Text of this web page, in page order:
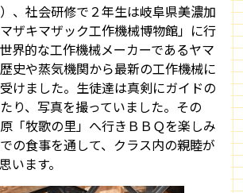
、社会研修で２年生は岐阜県美濃加
ザキマザック工作機械博物館」に行
界的な工作機械メーカーであるヤマ
史や蒸気機関から最新の工作機械に
けました。生徒達は真剣にガイドの
り、写真を撮っていました。 その
「牧歌の里」へ行きＢＢＱを楽しみ
の食事を通して、クラス内の親睦が
います。